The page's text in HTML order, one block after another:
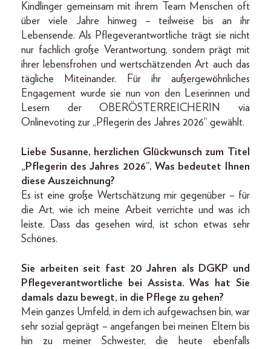
Kindlinger gemeinsam mit ihrem Team Menschen oft
über viele Jahre hinweg – teilweise bis an ihr
Lebensende. Als Pflegeverantwortliche trägt sie nicht
nur fachlich große Verantwortung, sondern prägt mit
ihrer lebensfrohen und wertschätzenden Art auch das
tägliche Miteinander. Für ihr außergewöhnliches
Engagement wurde sie nun von den Leserinnen und
Lesern der OBERÖSTERREICHERIN via
Onlinevoting zur „Pflegerin des Jahres 2026“ gewählt.
Liebe Susanne, herzlichen Glückwunsch zum Titel
„Pflegerin des Jahres 2026“. Was bedeutet Ihnen
diese Auszeichnung?
Es ist eine große Wertschätzung mir gegenüber – für
die Art, wie ich meine Arbeit verrichte und was ich
leiste. Dass das gesehen wird, ist schon etwas sehr
Schönes.
Sie arbeiten seit fast 20 Jahren als DGKP und
Pflegeverantwortliche bei Assista. Was hat Sie
damals dazu bewegt, in die Pflege zu gehen?
Mein ganzes Umfeld, in dem ich aufgewachsen bin, war
sehr sozial geprägt – angefangen bei meinen Eltern bis
hin zu meiner Schwester, die heute ebenfalls